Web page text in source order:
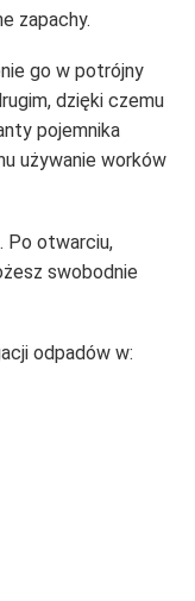
zapachy.
go w potrójny
dzięki czemu
pojemnika
używanie worków
Po otwarciu,
swobodnie
odpadów w: